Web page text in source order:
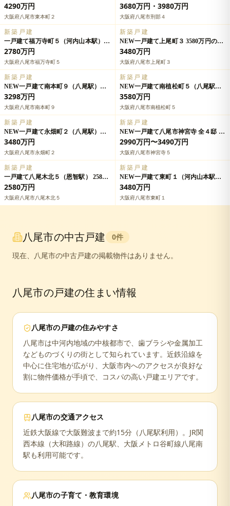
4290万円の詳細情報
4290万円
大阪府八尾市東本町２
円・3980万円の詳細情報
3680万円・3980万円
大阪府八尾市刑部４
新築戸建
一戸建て福万寺町５（河内山本駅）
2780万円の詳細情報
2780万円
大阪府八尾市福万寺町５
新築戸建
NEW一戸建て上尾町３ 3580万円の詳
細情報
3480万円
大阪府八尾市上尾町３
新築戸建
NEW一戸建て南本町９（八尾駅）
3298万円の詳細情報
3298万円
大阪府八尾市南本町９
新築戸建
NEW一戸建て南植松町５（八尾駅）
3580万円の詳細情報
3580万円
大阪府八尾市南植松町５
新築戸建
NEW一戸建て永畑町２（八尾駅）
3580万円の詳細情報
3480万円
大阪府八尾市永畑町２
新築戸建
NEW一戸建て八尾市神宮寺 全４邸 一
戸建ての詳細情報
2990万円〜3490万円
大阪府八尾市神宮寺５
新築戸建
一戸建て八尾木北５（恩智駅） 2580
万円の詳細情報
2580万円
大阪府八尾市八尾木北５
新築戸建
NEW一戸建て東町１（河内山本駅）
3480万円の詳細情報
3480万円
大阪府八尾市東町１
八尾市の中古戸建 0件
現在、
八尾市の中古戸建の掲載物件はありません。
八尾市の戸建の住まい情報
八尾市の戸建の住みやすさ
八尾市は中河内地域の中核都市で、歯ブラシや金属加工
などものづくりの街として知られています。近鉄沿線を
中心に住宅地が広がり、大阪市内へのアクセスが良好な
割に物件価格が手頃で、コスパの高い戸建エリアです。
八尾市の交通アクセス
近鉄大阪線で大阪難波まで約15分（八尾駅利用）。JR関
西本線（大和路線）の八尾駅、大阪メトロ谷町線八尾南
駅も利用可能です。
八尾市の子育て・教育環境